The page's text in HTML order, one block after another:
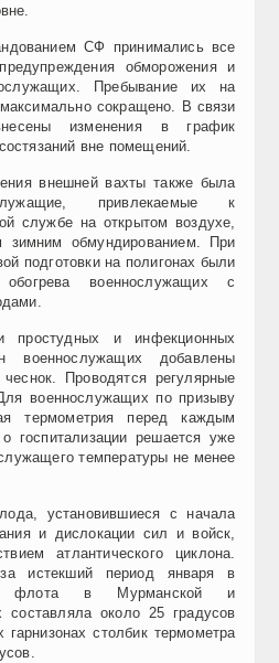
СФ принимались все
обморожения и
Пребывание их на
сокращено. В связи
изменения в график
вне помещений.
внешней вахты также была
привлекаемые к
службе на открытом воздухе,
зимним обмундированием. При
подготовки на полигонах были
обогрева военнослужащих с
простудных и инфекционных
военнослужащих добавлены
Проводятся регулярные
военнослужащих по призыву
термометрия перед каждым
госпитализации решается уже
температуры не менее
установившиеся с начала
и дислокации сил и войск,
атлантического циклона.
истекший период января в
флота в Мурманской и
составляла около 25 градусов
столбик термометра